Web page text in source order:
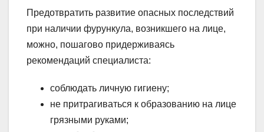
Предотвратить развитие опасных последствий
при наличии фурункула, возникшего на лице,
можно, пошагово придерживаясь
рекомендаций специалиста:
соблюдать личную гигиену;
не притрагиваться к образованию на лице
грязными руками;